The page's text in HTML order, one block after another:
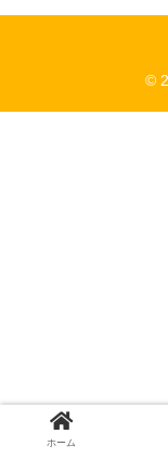
©
ホーム